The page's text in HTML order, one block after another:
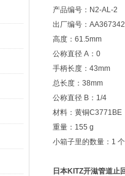
产品编号：N2-AL-2
出厂编号：
高度：61.5mm
公称直径 A：0
手柄长度：43mm
总长度：38mm
公称直径 B：1/4
材料：黄铜C3771BE
重量：155 g
小箱子里的数量：1 个
日本KITZ开滋管道止